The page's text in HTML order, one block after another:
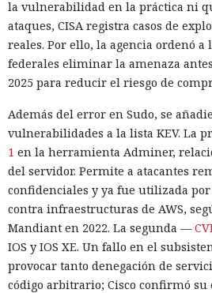
la vulnerabilidad en la práctica ni
ataques, CISA registra casos de
reales. Por ello, la agencia ordenó a
federales eliminar la amenaza
2025 para reducir el riesgo de
Además del error en Sudo, se
vulnerabilidades a la lista KEV. La
1 en la herramienta Adminer,
del servidor. Permite a atacantes
confidenciales y ya fue utilizada por
contra infraestructuras de AWS,
Mandiant en 2022. La segunda —
IOS y IOS XE. Un fallo en el
provocar tanto denegación de
código arbitrario; Cisco confirmó su